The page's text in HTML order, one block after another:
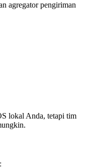
agregator pengiriman
lokal Anda, tetapi tim